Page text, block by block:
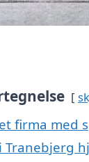
firma med